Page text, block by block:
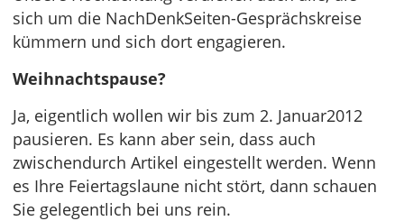
sich um die NachDenkSeiten-Gesprächskreise
kümmern und sich dort engagieren.
Weihnachtspause?
Ja, eigentlich wollen wir bis zum 2. Januar2012
pausieren. Es kann aber sein, dass auch
zwischendurch Artikel eingestellt werden. Wenn
es Ihre Feiertagslaune nicht stört, dann schauen
Sie gelegentlich bei uns rein.